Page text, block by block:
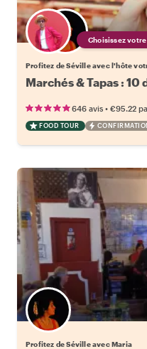
Choisissez
Profitez de Séville avec l'hôte
Marchés & Tapas :
646 avis • €95.22
FOOD TOUR
Profitez de Séville avec Maria